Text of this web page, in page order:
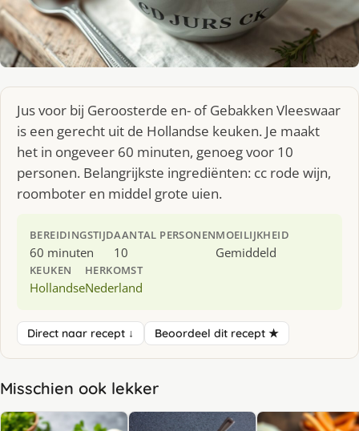
Jus voor bij Geroosterde en- of Gebakken Vleeswaar
is een gerecht uit de Hollandse keuken. Je maakt
het in ongeveer 60 minuten, genoeg voor 10
personen. Belangrijkste ingrediënten: cc rode wijn,
roomboter en middel grote uien.
BEREIDINGSTIJD
60 minuten
AANTAL PERSONEN
10
MOEILIJKHEID
Gemiddeld
KEUKEN
Hollandse
HERKOMST
Nederland
Direct naar recept ↓ Beoordeel dit recept ★
Misschien ook lekker